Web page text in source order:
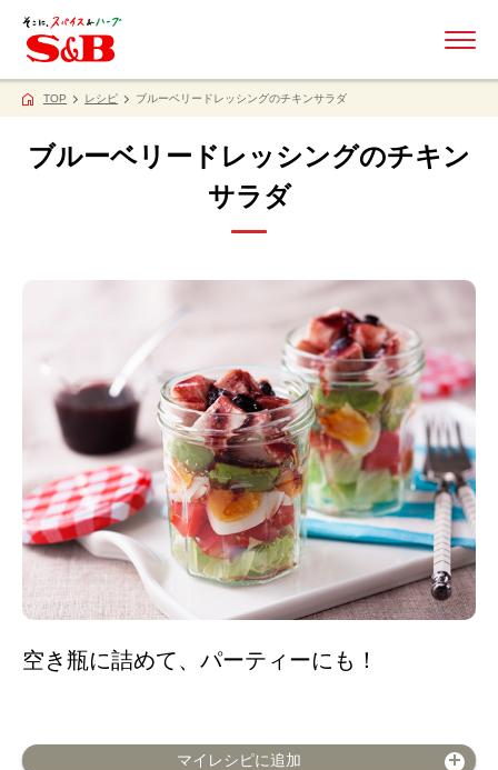
TOP レシピ ブルーベリードレッシングのチキンサラダ
ブルーベリードレッシングのチキン
サラダ
空き瓶に詰めて、パーティーにも！
マイレシピに追加